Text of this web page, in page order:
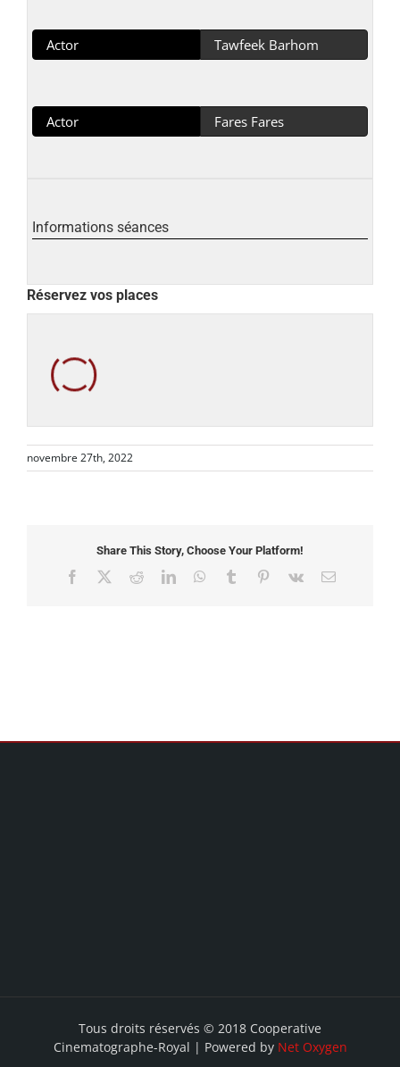
Actor Tawfeek Barhom
Actor Fares Fares
Informations séances
Réservez vos places
novembre 27th, 2022
Share This Story, Choose Your Platform!
Facebook RedditLinkedInWhatsApp
Tumblr Pinterest
Vk Email
Tous droits réservés © 2018 Cooperative
Cinematographe-Royal | Powered by Net Oxygen